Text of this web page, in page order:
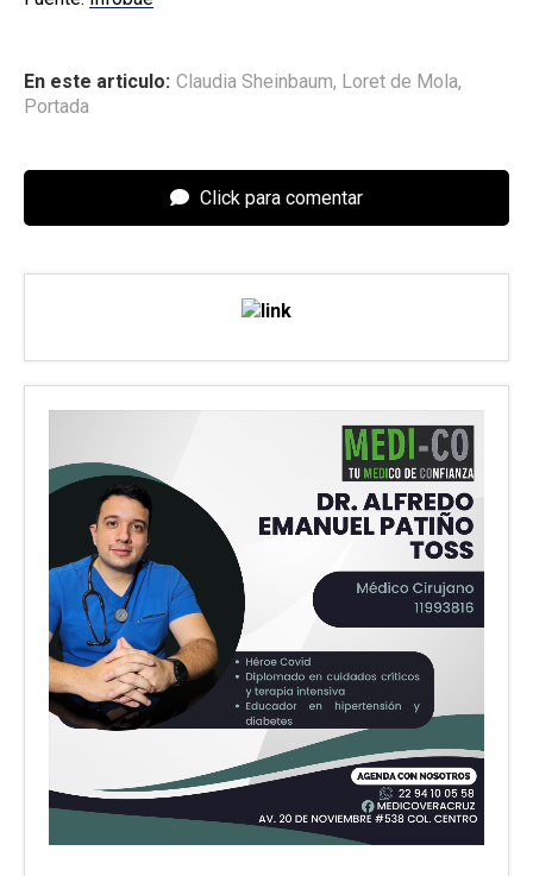
En este articulo: Claudia Sheinbaum, Loret de Mola,
Portada
Click para comentar